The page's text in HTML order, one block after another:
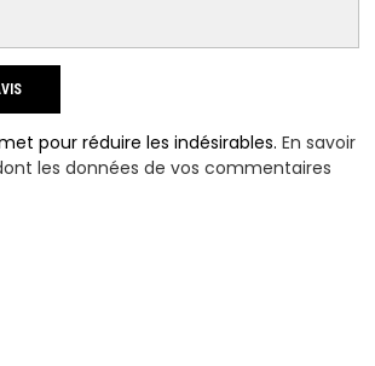
pour réduire les indésirables.En savoir
les données de vos commentaires